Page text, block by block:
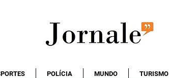
POLÍCIA MUNDO TURISMO